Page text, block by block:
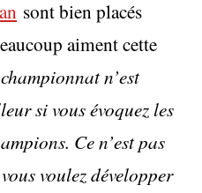
sont bien placés
aiment cette
n’est
si vous évoquez les
Ce n’est pas
voulez développer